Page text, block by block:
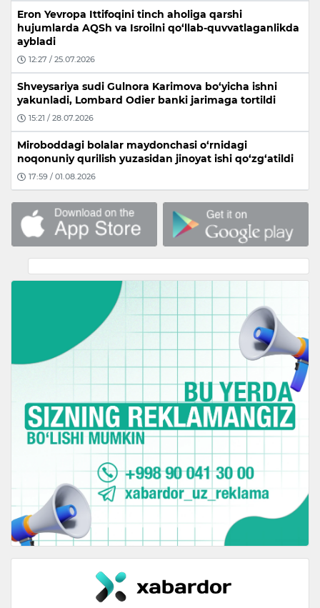
Eron Yevropa Ittifoqini tinch aholiga qarshi
hujumlarda AQSh va Isroilni qo‘llab-quvvatlaganlikda
aybladi
12:27 / 25.07.2026
Shveysariya sudi Gulnora Karimova bo‘yicha ishni
yakunladi, Lombard Odier banki jarimaga tortildi
15:21 / 28.07.2026
Miroboddagi bolalar maydonchasi o‘rnidagi
noqonuniy qurilish yuzasidan jinoyat ishi qo‘zg‘atildi
17:59 / 01.08.2026